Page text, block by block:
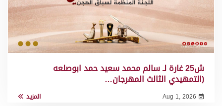
ش25 غارة لـ سالم محمد سعيد حمد ابوصلعه
(التمهيدي الثالث المهرجان…
Aug 1, 2026 المزيد